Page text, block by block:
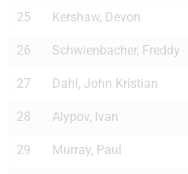
25 Kershaw, Devon
26 Schwienbacher, Freddy
27 Dahl, John Kristian
28 Alypov, Ivan
29 Murray, Paul